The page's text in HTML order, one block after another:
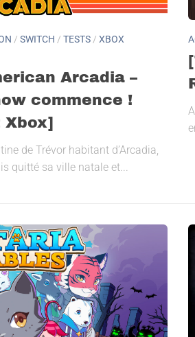
/ SWITCH / TESTS / XBOX
Arcadia –
commence !
Xbox]
de Trévor habitant d’Arcadia,
quitté sa ville natale et...